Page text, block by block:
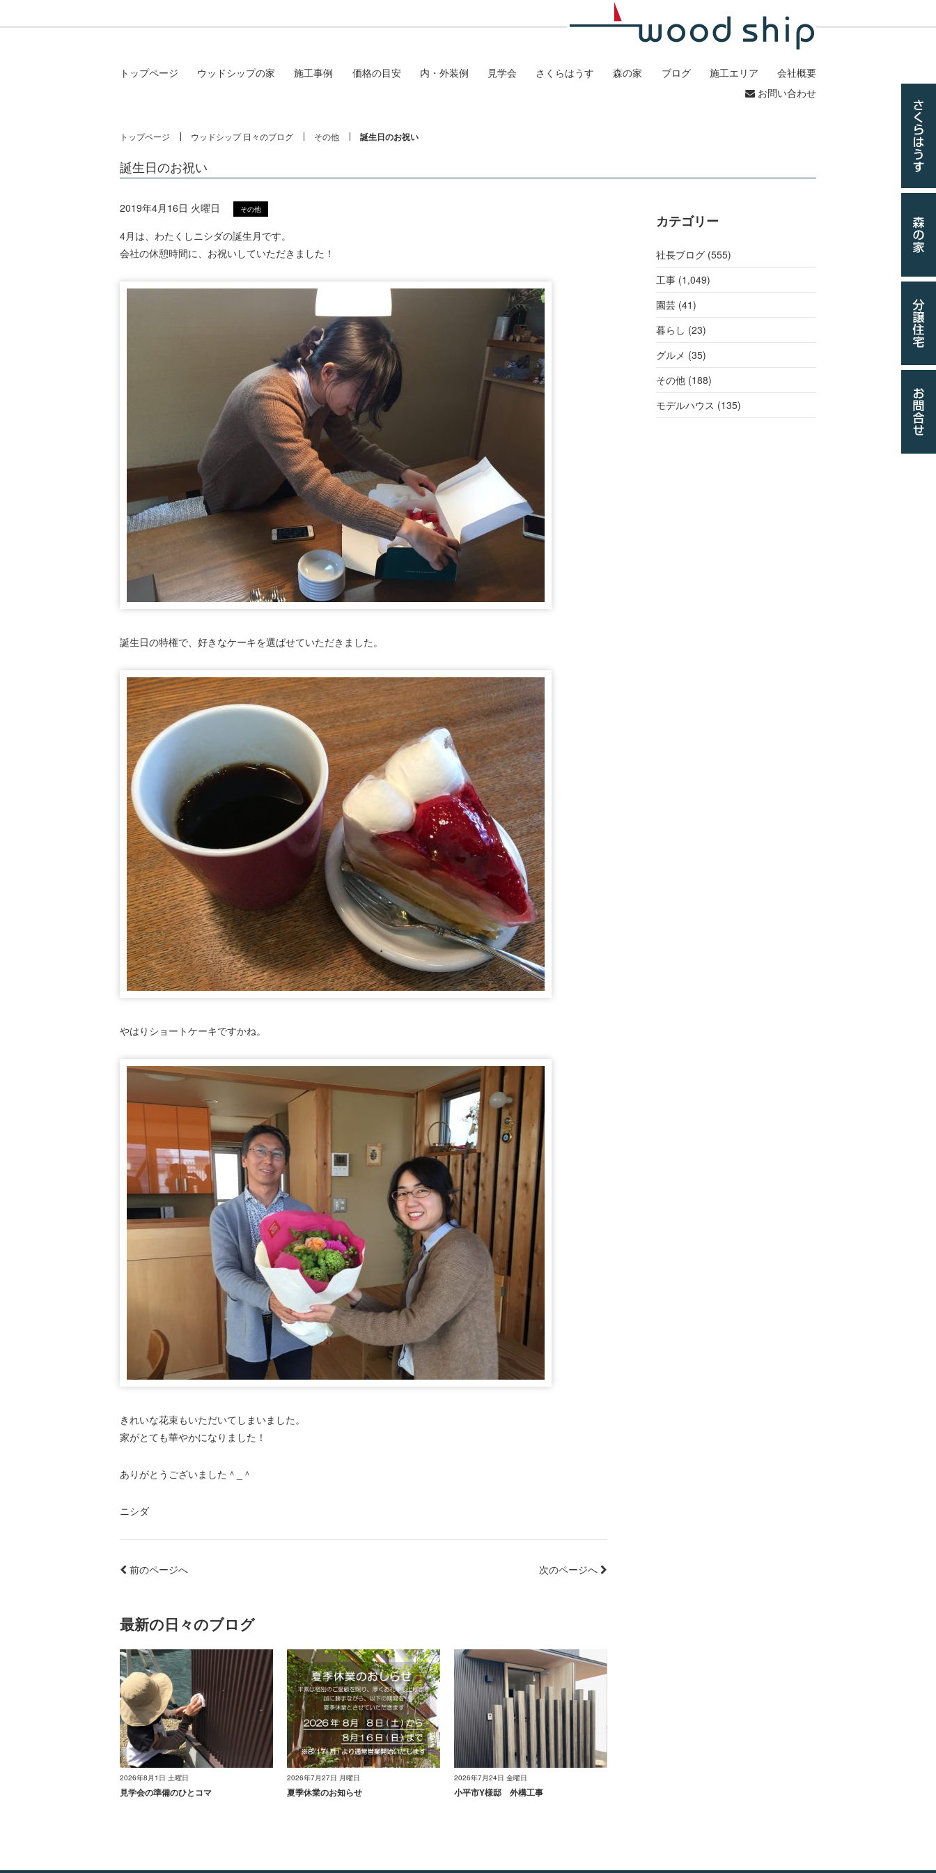
トップページ ウッドシップの家 施工事例 価格の目安 内・外装例 見学会 さくらはうす 森の家 ブログ 施工エリア
会社概要
お問い合わせ
トップページ ウッドシップ 日々のブログ その他 誕生日のお祝い
誕生日のお祝い
2019年4月16日 火曜日 その他
4月は、わたくしニシダの誕生月です。
会社の休憩時間に、お祝いしていただきました！
誕生日の特権で、好きなケーキを選ばせていただきました。
やはりショートケーキですかね。
きれいな花束もいただいてしまいました。
家がとても華やかになりました！
ありがとうございました＾_＾
ニシダ
前のページへ 次のページへ
最新の日々のブログ
2026年8月1日 土曜日
見学会の準備のひとコマ
2026年7月27日 月曜日
夏季休業のお知らせ
2026年7月24日 金曜日
小平市Y様邸 外構工事
カテゴリー
社長ブログ (555)
工事 (1,049)
園芸 (41)
暮らし (23)
グルメ (35)
その他 (188)
モデルハウス (135)